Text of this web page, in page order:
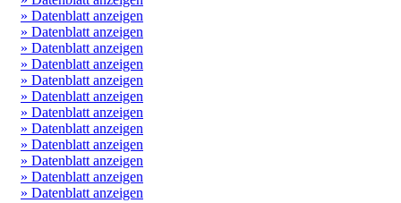
» Datenblatt anzeigen
» Datenblatt anzeigen
» Datenblatt anzeigen
» Datenblatt anzeigen
» Datenblatt anzeigen
» Datenblatt anzeigen
» Datenblatt anzeigen
» Datenblatt anzeigen
» Datenblatt anzeigen
» Datenblatt anzeigen
» Datenblatt anzeigen
» Datenblatt anzeigen